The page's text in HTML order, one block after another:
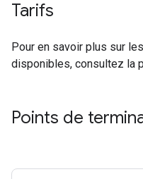
Tarifs
Pour en savoir plus sur
disponibles, consultez la
Points de